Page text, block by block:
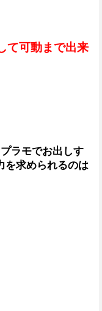
て可動まで出来
ラモでお出しす
を求められるのは